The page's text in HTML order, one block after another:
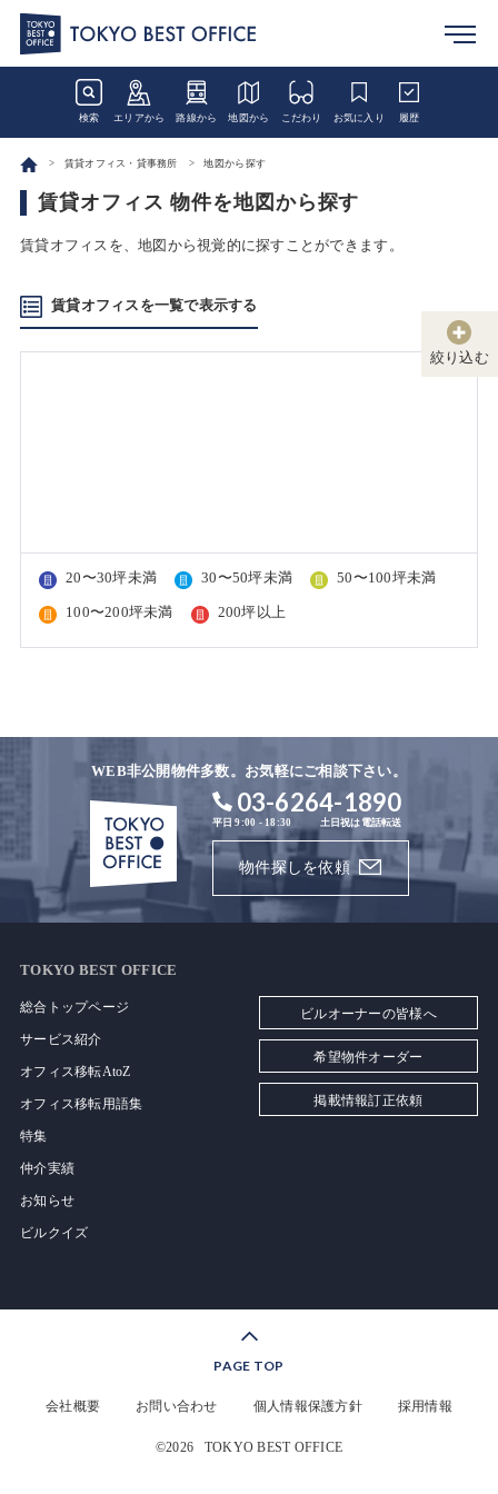
検索 エリアから 路線から 地図から こだわり お気に入り 履歴
賃貸オフィス・貸事務所 地図から探す
賃貸オフィス 物件を地図から探す
賃貸オフィスを、地図から視覚的に探すことができます。
賃貸オフィスを一覧で表示する
絞り込む
20〜30坪未満 30〜50坪未満 50〜100坪未満
100〜200坪未満 200坪以上
WEB非公開物件多数。お気軽にご相談下さい。
03-6264-1890
平日 9:00 - 18:30 土日祝は電話転送
物件探しを依頼
TOKYO BEST OFFICE
総合トップページ
サービス紹介
オフィス移転AtoZ
オフィス移転用語集
特集
仲介実績
お知らせ
ビルクイズ
ビルオーナーの皆様へ
希望物件オーダー
掲載情報訂正依頼
PAGE TOP
会社概要 お問い合わせ 個人情報保護方針 採用情報
©2026 TOKYO BEST OFFICE